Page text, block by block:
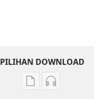
PILIHAN DOWNLOAD
PilihanPilihan